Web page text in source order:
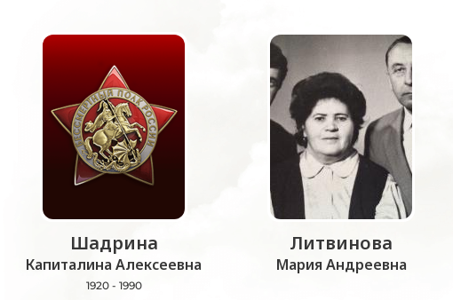
Шадрина
Капиталина Алексеевна
1920 - 1990
Литвинова
Мария Андреевна